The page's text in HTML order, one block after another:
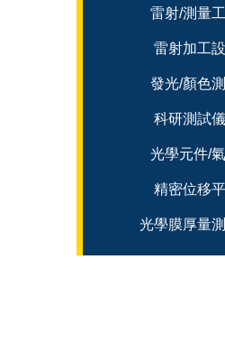
雷射/測量
雷射加工
發光/顏色
科研測試
光學元件/
精密位移
光學膜厚量